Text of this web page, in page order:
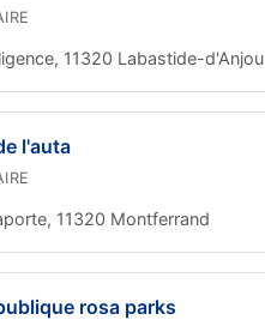
11320 Labastide-d'Anjou
l'auta
11320 Montferrand
rosa parks